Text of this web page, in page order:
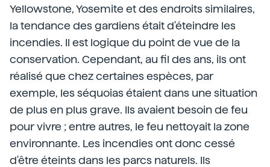
Yellowstone, Yosemite et des endroits similaires,
la tendance des gardiens était d'éteindre les
incendies. Il est logique du point de vue de la
conservation. Cependant, au fil des ans, ils ont
réalisé que chez certaines espèces, par
exemple, les séquoias étaient dans une situation
de plus en plus grave. Ils avaient besoin de feu
pour vivre ; entre autres, le feu nettoyait la zone
environnante. Les incendies ont donc cessé
d'être éteints dans les parcs naturels. Ils